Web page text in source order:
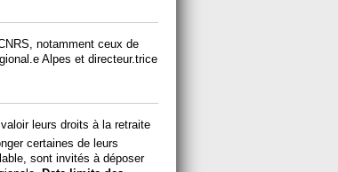
notamment ceux de
Alpes et directeur.trice
leurs droits à la retraite
certaines de leurs
sont invités à déposer